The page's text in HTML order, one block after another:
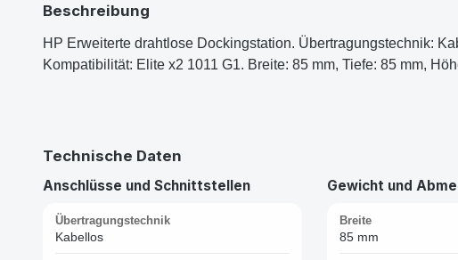
Beschreibung
HP Erweiterte drahtlose Dockingstation. Übertragungstechnik:
Kompatibilität: Elite x2 1011 G1. Breite: 85 mm, Tiefe: 85 mm,
Technische Daten
Anschlüsse und Schnittstellen
Übertragungstechnik
Kabellos
Gewicht und
Breite
85 mm